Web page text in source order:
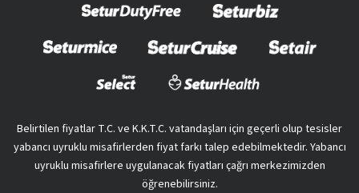
Belirtilen fiyatlar T.C. ve K.K.T.C. vatandaşları için geçerli olup tesisler
yabancı uyruklu misafirlerden fiyat farkı talep edebilmektedir. Yabancı
uyruklu misafirlere uygulanacak fiyatları çağrı merkezimizden
öğrenebilirsiniz.